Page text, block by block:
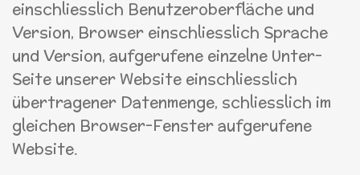
einschliesslich Benutzeroberfläche und
Version, Browser einschliesslich Sprache
und Version, aufgerufene einzelne Unter-
Seite unserer Website einschliesslich
übertragener Datenmenge, schliesslich im
gleichen Browser-Fenster aufgerufene
Website.